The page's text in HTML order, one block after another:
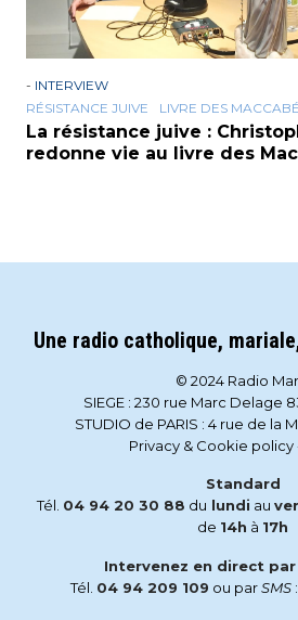
- INTERVIEW
RÉSISTANCE JUIVE
LIVRE DES
La résistance juive :
redonne vie au livre des
Une radio catholique,
© 2024 Radio
SIEGE : 230 rue Marc Delage
STUDIO de PARIS : 4 rue de la
Privacy & Cookie policy
Standard
Tél. 04 94 20 30 88 du lundi au
de 14h à 17h
Intervenez en direct
Tél. 04 94 209 109 ou parSMS :